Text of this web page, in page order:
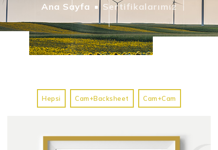
Ana Sayfa Sertifikalarımız
Hepsi Cam+Backsheet Cam+Cam